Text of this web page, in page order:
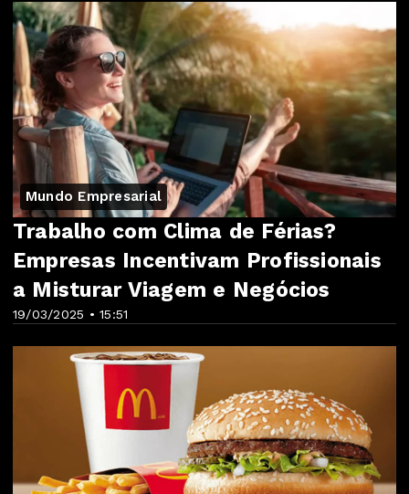
Mundo Empresarial
19/03/2025 • 15:51
Trabalho com Clima de Férias?
Empresas Incentivam Profissionais
a Misturar Viagem e Negócios